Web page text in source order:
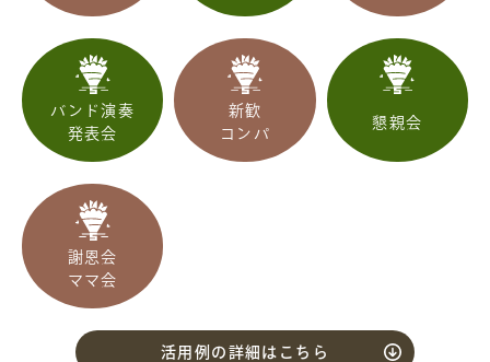
バンド演奏
発表会
新歓
コンパ
懇親会
謝恩会
ママ会
活用例の詳細はこちら